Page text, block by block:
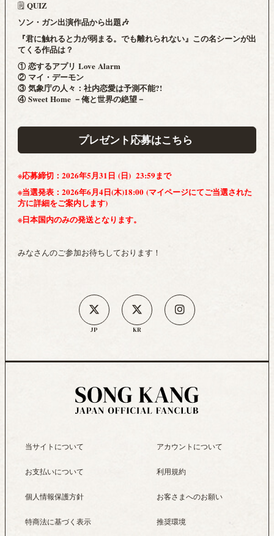
🗒️ QUIZ
ソン・ガン出演作品から出題🎶
『君に触れると力が弱まる。でも離れられない』この名シーンが出
てくる作品は？​
① 恋するアプリ Love Alarm
② マイ・デーモン
③ 気象庁の人々：社内恋愛は予測不能?!
④ Sweet Home －俺と世界の絶望－
プレゼント応募はこちら
※応募締切： 2026年5月31日 (日) 23:59まで
※当選発表：2026年6月4日(木)18:00 (マイページにてご当選された
方に詳細をご案内します)
※日本国内のみの発送となります。
みなさんのご参加お待ちしております！
JP KR
当サイトについて アカウントについて
お支払いについて 利用規約
個人情報保護方針 お客さまへのお願い
特商法に基づく表示 推奨環境